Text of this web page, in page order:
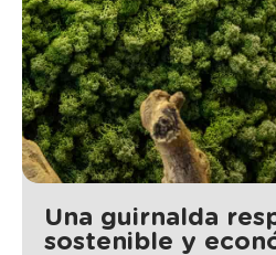
Una guirnalda
sostenible y